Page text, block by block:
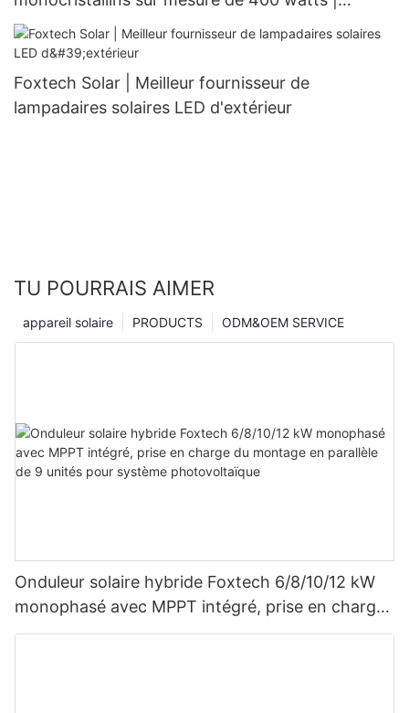
Foxtech Solar
Foxtech Solar | Meilleur fournisseur de
lampadaires solaires LED d'extérieur
TU POURRAIS AIMER
ODM&OEM SERVICE
PRODUCTS
appareil solaire
Onduleur solaire hybride Foxtech 6/8/10/12 kW
monophasé avec MPPT intégré, prise en charge
du montage en parallèle de 9 unités pour